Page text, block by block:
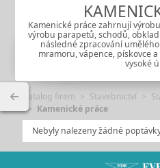
Kamenické práce zahrnují
výrobu parapetů, schodů,
následné zpracování
mramoru, vápence, pískovce
vysoké
Katalog firem Stavebnictví
Kamenické práce
Nebyly nalezeny žádné